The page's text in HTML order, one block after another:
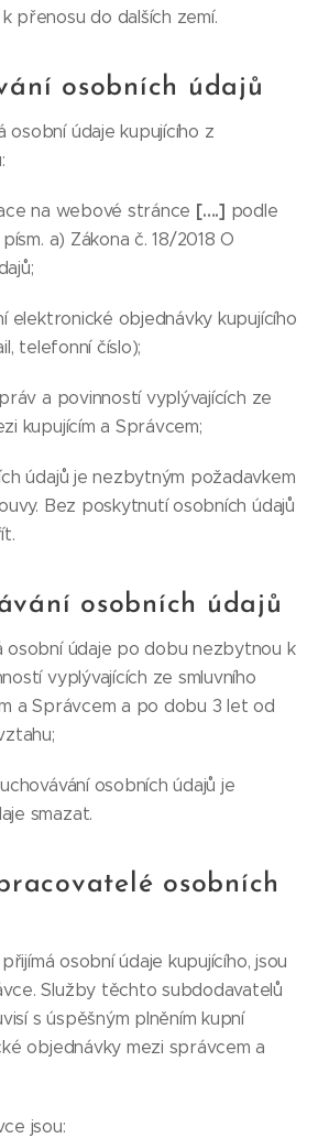
přenosu do dalších zemí.
osobních údajů
osobní údaje kupujícího z
na webové stránce [….] podle
a) Zákona č. 18/2018 O
elektronické objednávky kupujícího
telefonní číslo);
a povinností vyplývajících ze
kupujícím a Správcem;
údajů je nezbytným požadavkem
Bez poskytnutí osobních údajů
osobních údajů
osobní údaje po dobu nezbytnou k
vyplývajících ze smluvního
a Správcem a po dobu 3 let od
osobních údajů je
smazat.
osobních
osobní údaje kupujícího, jsou
Služby těchto subdodavatelů
s úspěšným plněním kupní
objednávky mezi správcem a
jsou: